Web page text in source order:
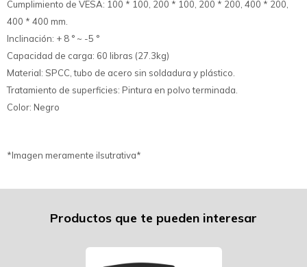
Cumplimiento de VESA: 100 * 100, 200 * 100, 200 * 200, 400 * 200,
400 * 400 mm.
Inclinación: + 8 ° ~ -5 °
Capacidad de carga: 60 libras (27.3kg)
Material: SPCC, tubo de acero sin soldadura y plástico.
Tratamiento de superficies: Pintura en polvo terminada.
Color: Negro
*Imagen meramente ilsutrativa*
Productos que te pueden interesar